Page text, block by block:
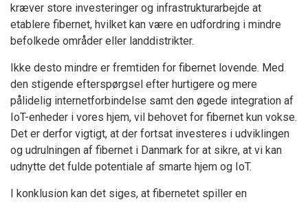
kræver store investeringer og infrastrukturarbejde at
etablere fibernet, hvilket kan være en udfordring i mindre
befolkede områder eller landdistrikter.
Ikke desto mindre er fremtiden for fibernet lovende. Med
den stigende efterspørgsel efter hurtigere og mere
pålidelig internetforbindelse samt den øgede integration af
IoT-enheder i vores hjem, vil behovet for fibernet kun vokse.
Det er derfor vigtigt, at der fortsat investeres i udviklingen
og udrulningen af fibernet i Danmark for at sikre, at vi kan
udnytte det fulde potentiale af smarte hjem og IoT.
I konklusion kan det siges, at fibernetet spiller en